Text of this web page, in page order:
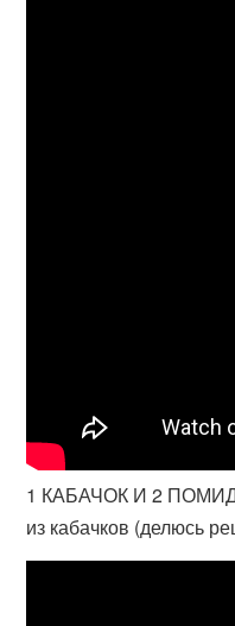
1 КАБАЧОК И 2
из кабачков (делюсь